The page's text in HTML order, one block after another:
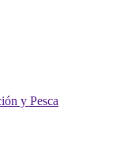
y Pesca